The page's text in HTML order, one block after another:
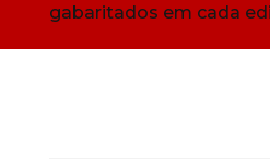
gabaritados em cada